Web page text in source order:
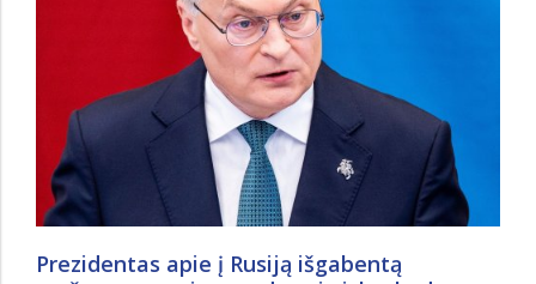
Prezidentas apie į Rusiją išgabentą